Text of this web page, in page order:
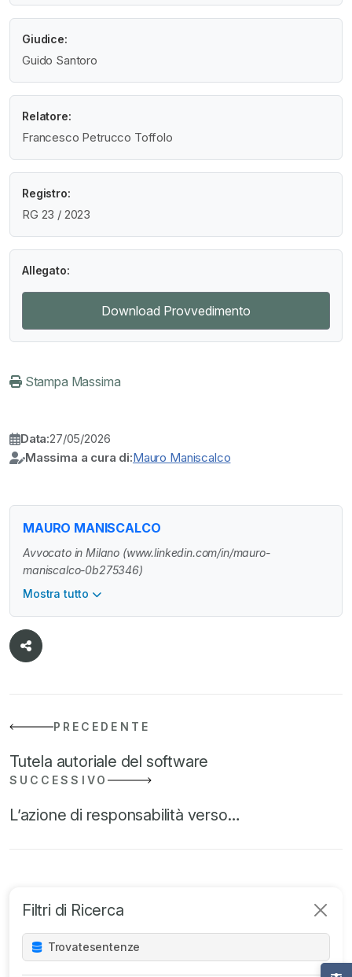
Giudice:
Guido Santoro
Relatore:
Francesco Petrucco Toffolo
Registro:
RG 23 / 2023
Allegato:
Download Provvedimento
Stampa Massima
Data:27/05/2026
Massima a cura di:Mauro Maniscalco
MAURO MANISCALCO
Avvocato in Milano (www.linkedin.com/in/mauro-
maniscalco-0b275346)
Mostra tutto
PRECEDENTE
Tutela autoriale del software
SUCCESSIVO
L’azione di responsabilità verso…
Filtri di Ricerca
Trovatesentenze